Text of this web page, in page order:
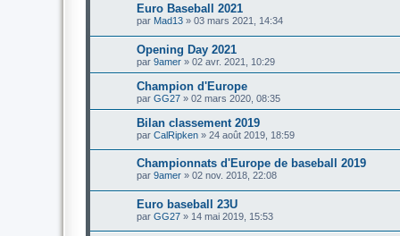
Euro Baseball 2021
par Mad13 » 03 mars 2021, 14:34
Opening Day 2021
par 9amer » 02 avr. 2021, 10:29
Champion d'Europe
par GG27 » 02 mars 2020, 08:35
Bilan classement 2019
par CalRipken » 24 août 2019, 18:59
Championnats d'Europe de baseball 2019
par 9amer » 02 nov. 2018, 22:08
Euro baseball 23U
par GG27 » 14 mai 2019, 15:53